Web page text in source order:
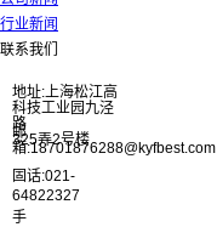
行业新闻
联系我们
地址:上海松江高
科技工业园九泾
路
325弄2号楼
邮
箱:18701876288@kyfbest.com
固话:021-
64822327
手